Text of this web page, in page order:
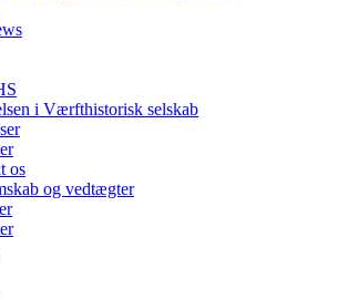
i Værfthistorisk selskab
os
og vedtægter